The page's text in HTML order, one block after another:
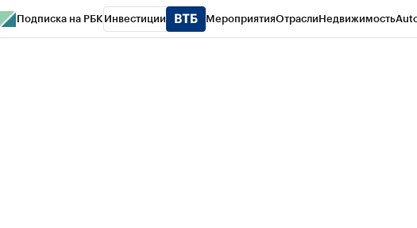
Подписка на РБК Инвестиции МероприятияОтраслиНедвижимость